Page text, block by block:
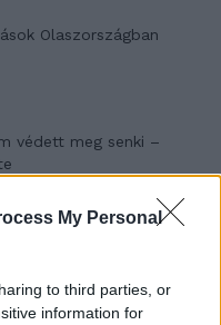
My Personal
to third parties, or
information for
Olaszországban
védett meg senki –